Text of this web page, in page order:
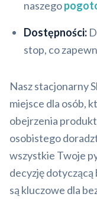
naszego
Dostępności:
stop, co
Nasz stacjonarny
miejsce dla osób,
obejrzenia
osobistego
wszystkie Twoje
decyzję dotyczącą
są kluczowe dla